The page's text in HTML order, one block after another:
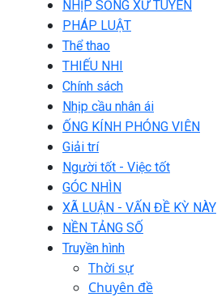
NHỊP SỐNG XỨ TUYÊN
PHÁP LUẬT
Thể thao
THIẾU NHI
Chính sách
Nhịp cầu nhân ái
ỐNG KÍNH PHÓNG VIÊN
Giải trí
Người tốt - Việc tốt
GÓC NHÌN
XÃ LUẬN - VẤN ĐỀ KỲ NÀY
NỀN TẢNG SỐ
Truyền hình
Thời sự
Chuyên đề